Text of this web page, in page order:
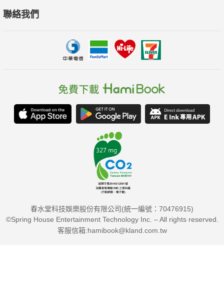
聯絡我們
春水堂科技娛樂股份有限公司(統一編號：70476915)
©Spring House Entertainment Technology Inc. – All rights reserved.
客服信箱:hamibook@kland.com.tw